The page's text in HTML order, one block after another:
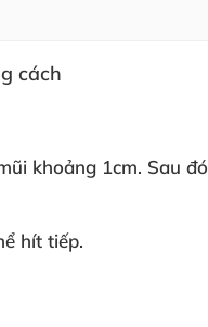
cách
khoảng 1cm. Sau đó
hít tiếp.